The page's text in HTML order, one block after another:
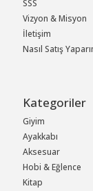
SSS
Vizyon & Misyon
İletişim
Nasıl Satış
Kategoriler
Giyim
Ayakkabı
Aksesuar
Hobi & Eğlence
Kitap